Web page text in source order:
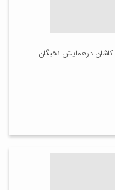
کاشان درهمایش نخبگان